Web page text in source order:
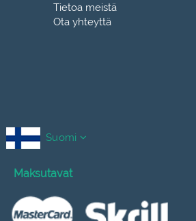
Tietoa meistä
Ota yhteyttä
Suomi
Maksutavat